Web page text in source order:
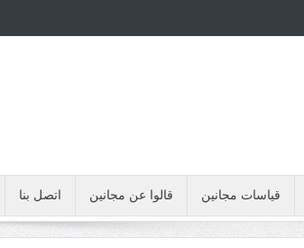
قياسات مجانين قالوا عن مجانين اتصل بنا